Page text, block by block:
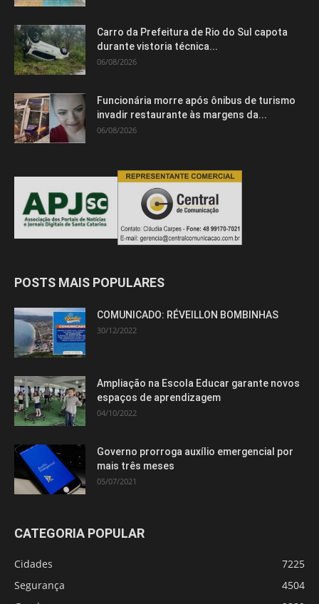
Carro da Prefeitura de Rio do Sul capota
durante vistoria técnica...
06/08/2026
Funcionária morre após ônibus de turismo
invadir restaurante às margens da...
06/08/2026
POSTS MAIS POPULARES
COMUNICADO: RÉVEILLON BOMBINHAS
30/12/2022
Ampliação na Escola Educar garante novos
espaços de aprendizagem
04/10/2022
Governo prorroga auxílio emergencial por
mais três meses
05/07/2021
CATEGORIA POPULAR
Cidades
7225
Segurança
4504